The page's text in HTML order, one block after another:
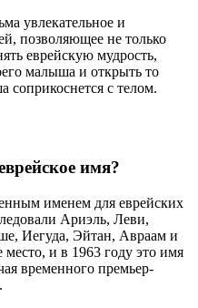
увлекательное и
позволяющее не только
еврейскую мудрость,
малыша и открыть то
соприкоснется с телом.
имя?
именем для еврейских
Ариэль, Леви,
Иегуда, Эйтан, Авраам и
и в 1963 году это имя
временного премьер-